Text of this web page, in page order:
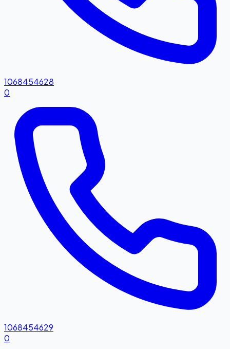
1068454628
0
1068454629
0